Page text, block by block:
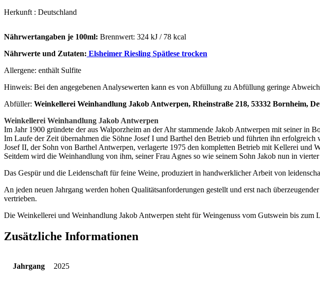
Herkunft : Deutschland
Nährwertangaben je 100ml: Brennwert: 324 kJ / 78 kcal
Nährwerte und Zutaten: Elsheimer Riesling Spätlese trocken
Allergene: enthält Sulfite
Hinweis: Bei den angegebenen Analysewerten kann es von Abfüllung zu Abfüllung geringe
Abfüller: Weinkellerei Weinhandlung Jakob Antwerpen, Rheinstraße 218, 53332 Bornheim,
Weinkellerei Weinhandlung Jakob Antwerpen
Im Jahr 1900 gründete der aus Walporzheim an der Ahr stammende Jakob Antwerpen mit seiner in
Im Laufe der Zeit übernahmen die Söhne Josef I und Barthel den Betrieb und führten ihn erfolgreich
Josef II, der Sohn von Barthel Antwerpen, verlagerte 1975 den kompletten Betrieb mit Kellerei und
Seitdem wird die Weinhandlung von ihm, seiner Frau Agnes so wie seinem Sohn Jakob nun in
Das Gespür und die Leidenschaft für feine Weine, produziert in handwerklicher Arbeit von
An jeden neuen Jahrgang werden hohen Qualitätsanforderungen gestellt und erst nach
vertrieben.
Die Weinkellerei und Weinhandlung Jakob Antwerpen steht für Weingenuss vom Gutswein bis zum
Zusätzliche Informationen
Jahrgang 2025